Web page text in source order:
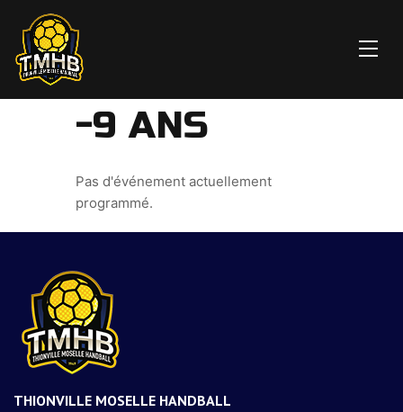
-9 ANS
Pas d'événement actuellement
programmé.
THIONVILLE MOSELLE HANDBALL